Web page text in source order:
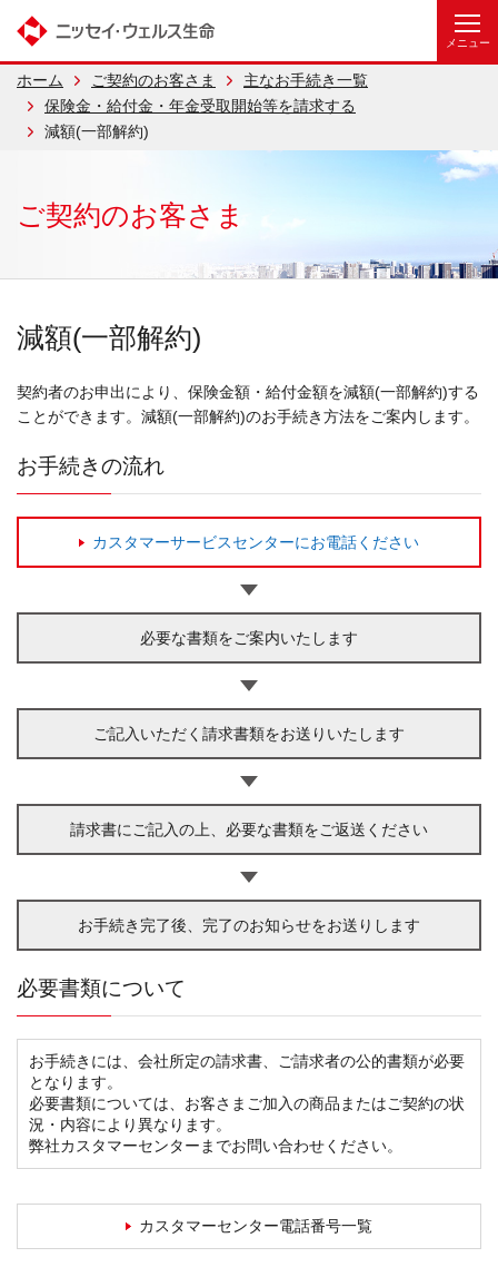
ホーム ご契約のお客さま
主なお手続き一覧
保険金・給付金・年金受取開始等を請求する
減額(一部解約)
ご契約のお客さま
減額(一部解約)
契約者のお申出により、保険金額・給付金額を減額(一部解約)する
ことができます。減額(一部解約)のお手続き方法をご案内します。
お手続きの流れ
カスタマーサービスセンターにお電話ください
必要な書類をご案内いたします
ご記入いただく請求書類をお送りいたします
請求書にご記入の上、必要な書類をご返送ください
お手続き完了後、完了のお知らせをお送りします
必要書類について
お手続きには、会社所定の請求書、ご請求者の公的書類が必要
となります。
必要書類については、お客さまご加入の商品またはご契約の状
況・内容により異なります。
弊社カスタマーセンターまでお問い合わせください。
カスタマーセンター電話番号一覧